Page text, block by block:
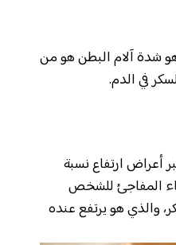
شدة آلام البطن هو من
في الدم.
أعراض ارتفاع نسبة
المفاجئ للشخص
والذي هو يرتفع عنده